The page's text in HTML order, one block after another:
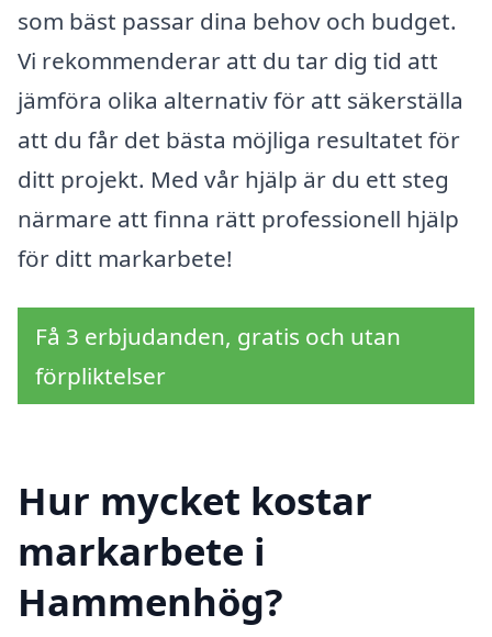
som bäst passar dina behov och budget.
Vi rekommenderar att du tar dig tid att
jämföra olika alternativ för att säkerställa
att du får det bästa möjliga resultatet för
ditt projekt. Med vår hjälp är du ett steg
närmare att finna rätt professionell hjälp
för ditt markarbete!
Få 3 erbjudanden, gratis och utan
förpliktelser
Hur mycket kostar
markarbete i
Hammenhög?